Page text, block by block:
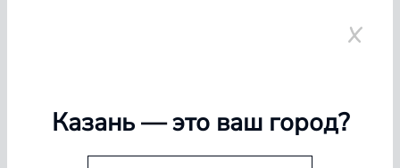
Казань— это ваш город?